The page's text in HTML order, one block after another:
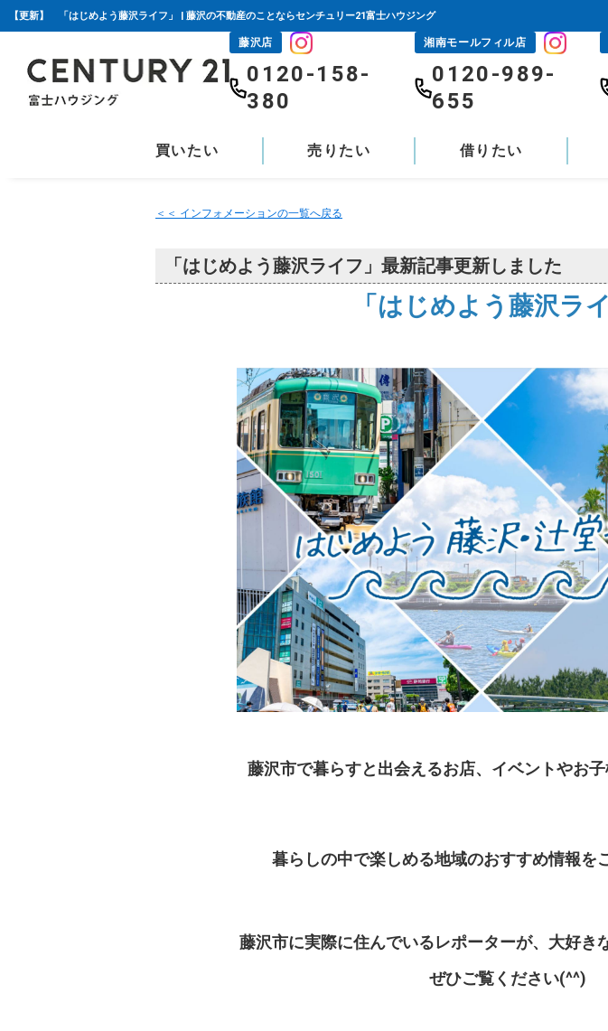
【更新】 「はじめよう藤沢ライフ」 | 藤沢の不動産のことならセンチュリー21富士ハウジング
藤沢店
0120-158-
380
湘南モールフィル店
0120-989-
655
買いたい 売りたい 借りたい
＜＜ インフォメーションの一覧へ戻る
「はじめよう藤沢ライフ」最新記事更新しました
「はじめよう藤沢ラ
藤沢市で暮らすと出会えるお店、イベントやお
暮らしの中で楽しめる地域のおすすめ情報を
藤沢市に実際に住んでいるレポーターが、大好き
ぜひご覧ください(^^)